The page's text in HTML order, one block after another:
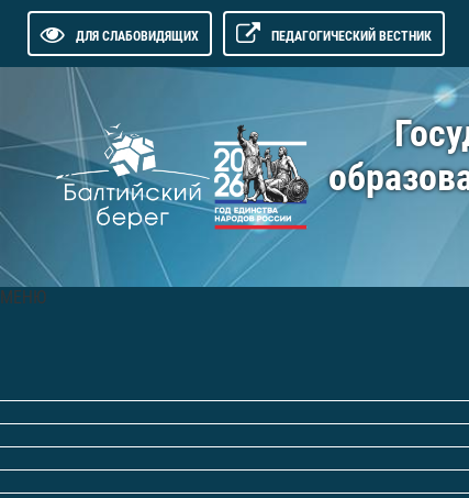
ДЛЯ СЛАБОВИДЯЩИХ ПЕДАГОГИЧЕСКИЙ ВЕСТНИК
МЕНЮ